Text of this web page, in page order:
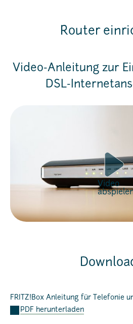
Router
Video-Anleitung zur
DSL-
Video
FRITZ!Box Anleitung für Telefonie
PDF herunterladen